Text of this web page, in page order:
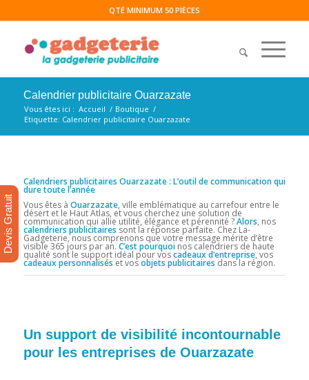
QTÉ MINIMUM 50 PIÈCES
Calendrier publicitaire Ouarzazate
Vous êtes ici : Accueil / Boutique /
Etiquette: Calendrier publicitaire Ouarzazate
Calendriers publicitaires Ouarzazate : L’outil de communication qui
dure toute l’année
Vous êtes à Ouarzazate, ville emblématique au carrefour entre le
désert et le Haut Atlas, et vous cherchez une solution de
communication qui allie utilité, élégance et pérennité ?Alors, nos
calendriers publicitaires sont la réponse parfaite. Chez La-
Gadgeterie, nous comprenons que votre message mérite d’être
visible 365 jours par an. C’est pourquoinos calendriers de haute
qualité sont le support idéal pour voscadeaux d’entreprise, vos
cadeaux personnalisés et vosobjets publicitaires dans la région.
Un support de visibilité incontournable
pour les entreprises de Ouarzazate
Devis Gratuit